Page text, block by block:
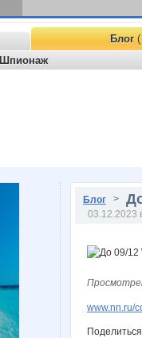
Блог(
Шпионаж
Блог >
03.12.2023
www.nn.ru/